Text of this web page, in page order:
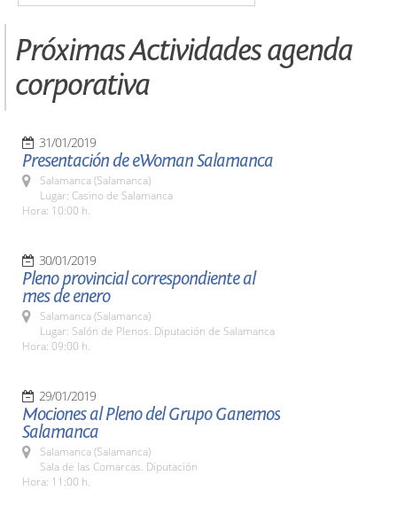
Próximas Actividades agenda
corporativa
31/01/2019
Presentación de eWoman Salamanca
Salamanca (Salamanca)
Lugar: Casino de Salamanca
Hora: 10:00 h.
30/01/2019
Pleno provincial correspondiente al
mes de enero
Salamanca (Salamanca)
Lugar: Salón de Plenos. Diputación de Salamanca
Hora: 09:00 h.
29/01/2019
Mociones al Pleno del Grupo Ganemos
Salamanca
Salamanca (Salamanca)
Sala de las Comarcas. Diputación
Hora: 11:00 h.